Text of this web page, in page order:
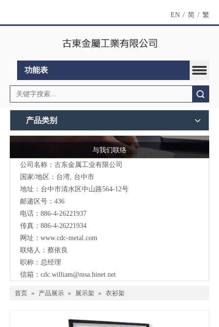
EN / 简 / 繁
功能表
产品类别
与我们联络
公司名称：古东金属工业有限公司
国家/地区：台湾, 台中市
地址：台中市清水区中山路564-12号
邮递区号：436
电话：886-4-26221937
传真：886-4-26221934
网址： www.cdc-metal.com
联络人：蔡依良
职称：总经理
信箱： cdc.william@msa.hinet.net
首页 » 产品展示 » 展示架 » 衣衫架